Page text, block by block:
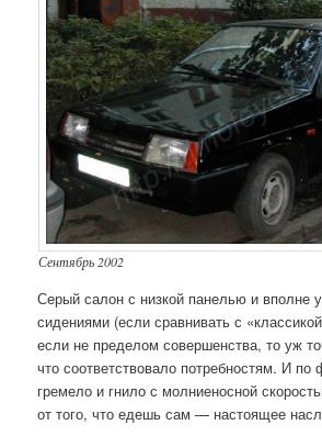
Сентябрь 2002
Серый салон с низкой панелью и вполне
сидениями (если сравнивать с
если не пределом совершенства, то уж
что соответствовало потребностям. И по
гремело и гнило с молниеносной
от того, что едешь сам — настоящее